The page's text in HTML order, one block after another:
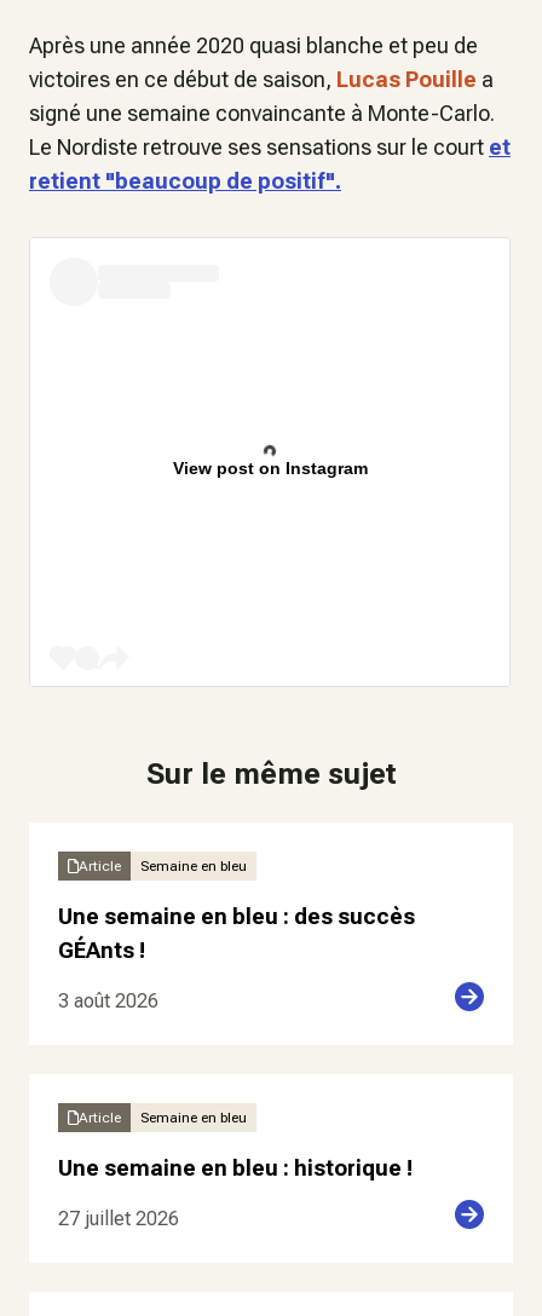
Après une année 2020 quasi blanche et peu de
victoires en ce début de saison, Lucas Pouille a
signé une semaine convaincante à Monte-Carlo.
Le Nordiste retrouve ses sensations sur le court et
retient "beaucoup de positif".
View post on Instagram
Sur le même sujet
Article Semaine en bleu
Une semaine en bleu : des succès
GÉAnts !
3 août 2026
Article Semaine en bleu
Une semaine en bleu : historique !
27 juillet 2026